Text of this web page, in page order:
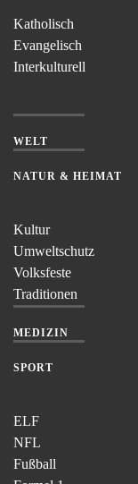
Katholisch
Evangelisch
Interkulturell
WELT
NATUR & HEIMAT
Kultur
Umweltschutz
Volksfeste
Traditionen
MEDIZIN
SPORT
ELF
NFL
Fußball